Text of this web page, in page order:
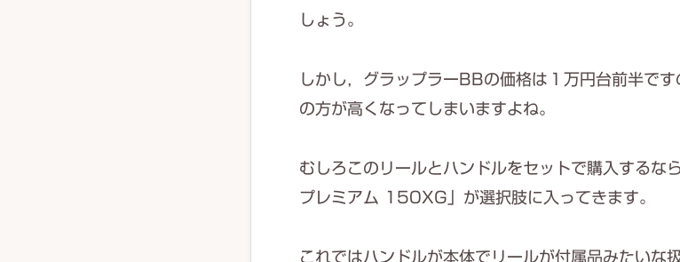
しょう。
しかし，グラップラーBBの価格は１万円台前半で
の方が高くなってしまいますよね。
むしろこのリールとハンドルをセットで購入するな
プレミアム 150XG」が選択肢に入ってきます。
これではハンドルが本体でリールが付属品みたいな